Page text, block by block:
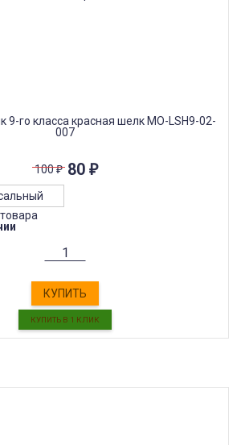
9-го класса красная шелк МО-LSH9-02-
007
100₽ 80 ₽
КУПИТЬ